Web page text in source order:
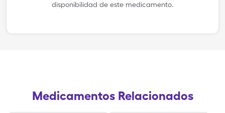
disponibilidad de este medicamento.
Medicamentos Relacionados